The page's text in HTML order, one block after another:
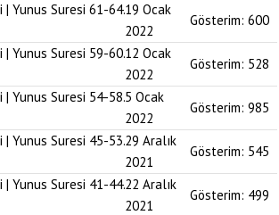
| Yunus Suresi 61-64.19 Ocak
2022
Gösterim: 600
| Yunus Suresi 59-60.12 Ocak
2022
Gösterim: 528
| Yunus Suresi 54-58.5 Ocak
2022
Gösterim: 985
| Yunus Suresi 45-53.29 Aralık
2021
Gösterim: 545
| Yunus Suresi 41-44.22 Aralık
2021
Gösterim: 499